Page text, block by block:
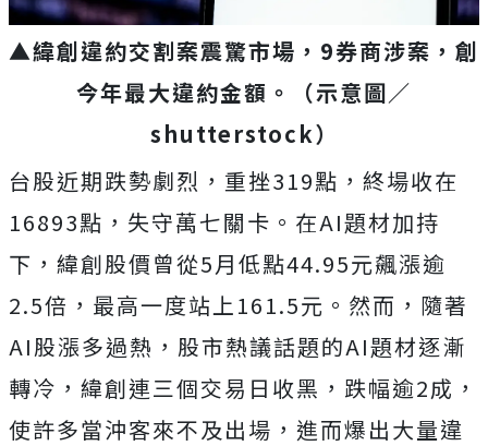
▲緯創違約交割案震驚市場，9券商涉案，創
今年最大違約金額。
（示意圖／
shutterstock）
台股近期跌勢劇烈，重挫319點，終場收在
16893點，失守萬七關卡。在AI題材加持
下，緯創股價曾從5月低點44.95元飆漲逾
2.5倍，最高一度站上161.5元。然而，隨著
AI股漲多過熱，股市熱議話題的AI題材逐漸
轉冷，緯創連三個交易日收黑，跌幅逾2成，
使許多當沖客來不及出場，進而爆出大量違